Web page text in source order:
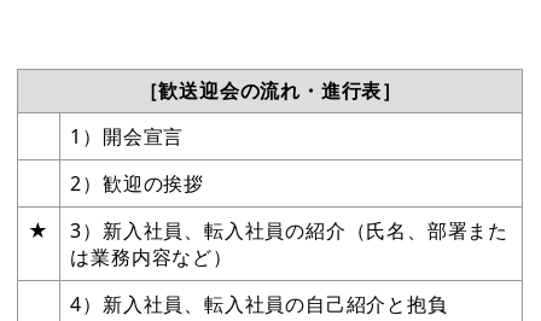
［歓送迎会の流れ・進行表］
1）開会宣言
2）歓迎の挨拶
★
3）新入社員、転入社員の紹介（氏名、部署また
は業務内容など）
4）新入社員、転入社員の自己紹介と抱負